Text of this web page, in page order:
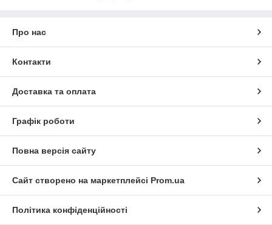
Про нас
Контакти
Доставка та оплата
Графік роботи
Повна версія сайту
Сайт створено на маркетплейсі Prom.ua
Політика конфіденційності